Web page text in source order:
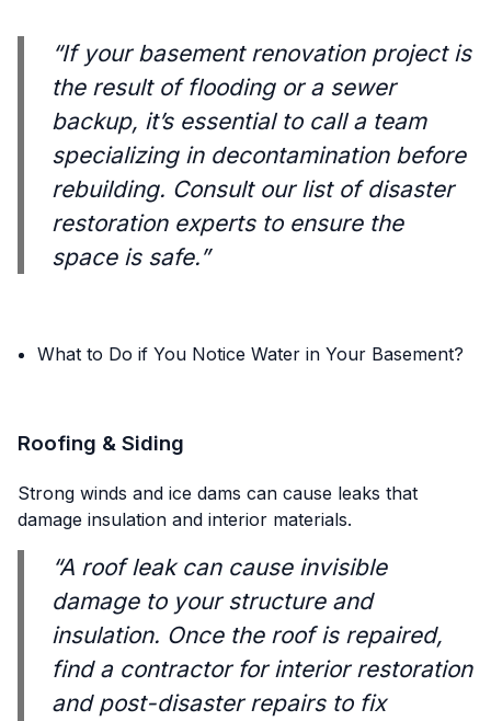
“If your basement renovation project is
the result of flooding or a sewer
backup, it’s essential to call a team
specializing in decontamination before
rebuilding. Consult our list of disaster
restoration experts to ensure the
space is safe.”
What to Do if You Notice Water in Your Basement?
Roofing & Siding
Strong winds and ice dams can cause leaks that
damage insulation and interior materials.
“A roof leak can cause invisible
damage to your structure and
insulation. Once the roof is repaired,
find a contractor for interior restoration
and post-disaster repairs to fix